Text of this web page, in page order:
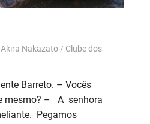
Nakazato
Clube dos
Barreto. – Vocês
mesmo? – A senhora
Pegamos